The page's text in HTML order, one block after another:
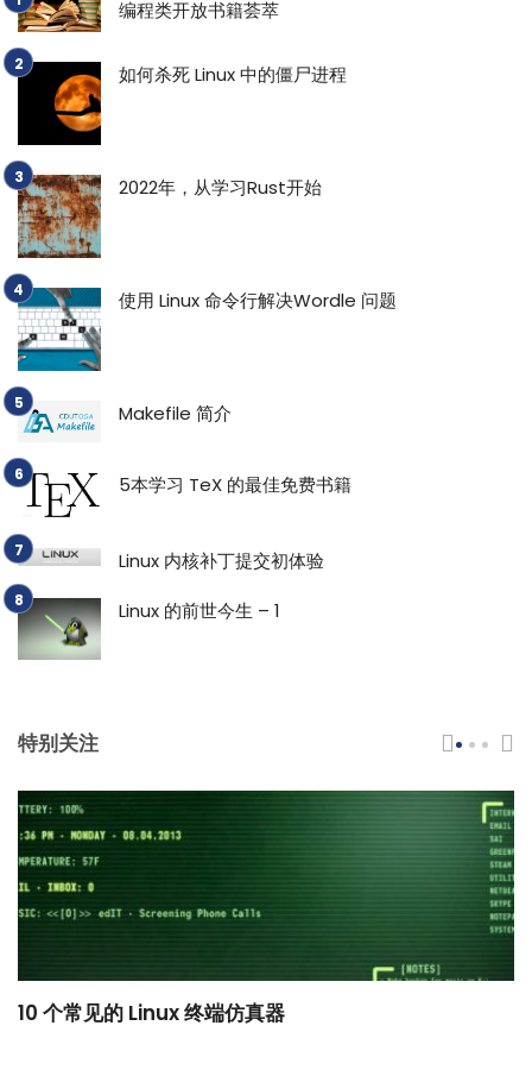
编程类开放书籍荟萃
如何杀死 Linux 中的僵尸进程
2022年，从学习Rust开始
使用 Linux 命令行解决Wordle 问题
Makefile 简介
5本学习 TeX 的最佳免费书籍
Linux 内核补丁提交初体验
Linux 的前世今生 – 1
特别关注
10 个常见的 Linux 终端仿真器